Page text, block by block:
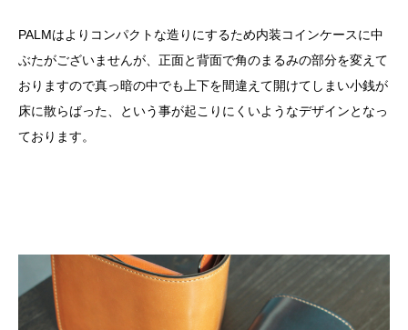
PALMはよりコンパクトな造りにするため内装コインケースに中
ぶたがございませんが、正面と背面で角のまるみの部分を変えて
おりますので真っ暗の中でも上下を間違えて開けてしまい小銭が
床に散らばった、という事が起こりにくいようなデザインとなっ
ております。